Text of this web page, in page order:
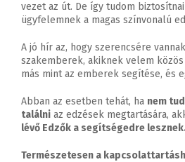
vezet az út. De így tudom
ügyfelemnek a magas színvonalú
A jó hír az, hogy szerencsére
szakemberek, akiknek velem
más mint az emberek segítése, és
Abban az esetben tehát, ha nem
találni az edzések megtartására,
lévő Edzők a segítségedre
Természetesen a